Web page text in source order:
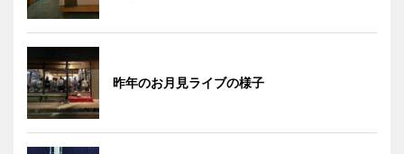
昨年のお月見ライブの様子